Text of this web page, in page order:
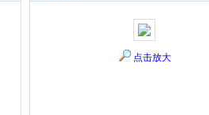
点击放大